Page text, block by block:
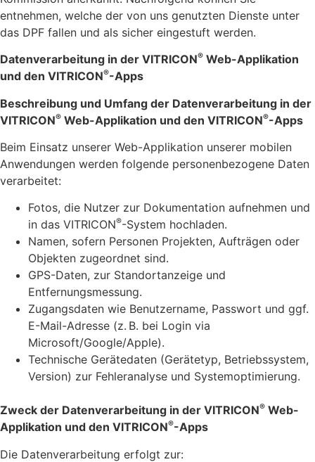
entnehmen, welche der von uns genutzten Dienste unter
das DPF fallen und als sicher eingestuft werden.
Datenverarbeitung in der VITRICON® Web-Applikation
und den VITRICON®-Apps
Beschreibung und Umfang der Datenverarbeitung in der
VITRICON® Web-Applikation und den VITRICON®-Apps
Beim Einsatz unserer Web-Applikation unserer mobilen
Anwendungen werden folgende personenbezogene Daten
verarbeitet:
Fotos, die Nutzer zur Dokumentation aufnehmen und
in das VITRICON®-System hochladen.
Namen, sofern Personen Projekten, Aufträgen oder
Objekten zugeordnet sind.
GPS-Daten, zur Standortanzeige und
Entfernungsmessung.
Zugangsdaten wie Benutzername, Passwort und ggf.
E-Mail-Adresse (z. B. bei Login via
Microsoft/Google/Apple).
Technische Gerätedaten (Gerätetyp, Betriebssystem,
Version) zur Fehleranalyse und Systemoptimierung.
Zweck der Datenverarbeitung in der VITRICON® Web-
Applikation und den VITRICON®-Apps
Die Datenverarbeitung erfolgt zur: